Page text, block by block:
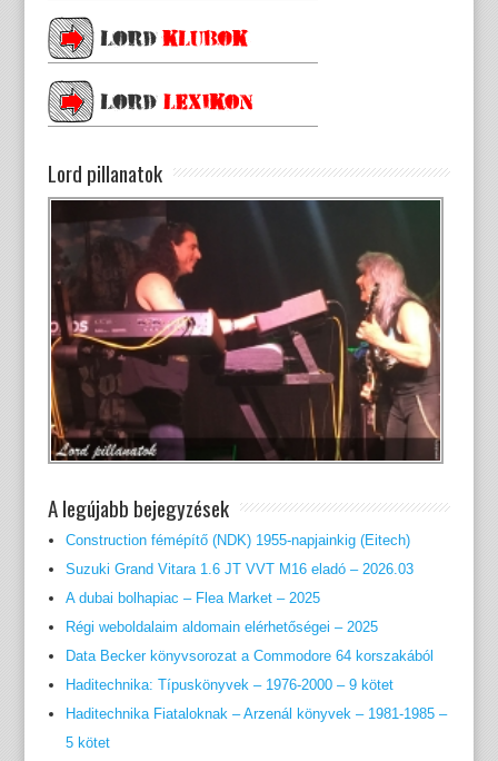
Lord pillanatok
A legújabb bejegyzések
Construction fémépítő (NDK) 1955-napjainkig (Eitech)
Suzuki Grand Vitara 1.6 JT VVT M16 eladó – 2026.03
A dubai bolhapiac – Flea Market – 2025
Régi weboldalaim aldomain elérhetőségei – 2025
Data Becker könyvsorozat a Commodore 64 korszakából
Haditechnika: Típuskönyvek – 1976-2000 – 9 kötet
Haditechnika Fiataloknak – Arzenál könyvek – 1981-1985 –
5 kötet